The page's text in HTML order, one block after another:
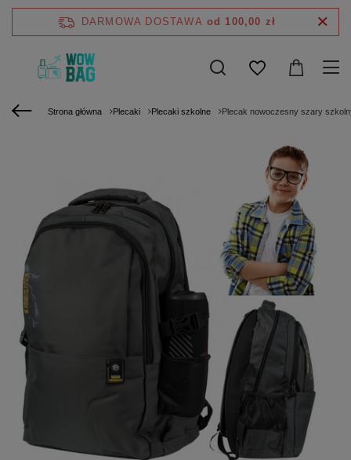
DARMOWA DOSTAWA od 100,00 zł
Strona główna Plecaki Plecaki szkolne Plecak nowoczesny szary